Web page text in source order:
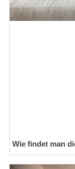
Wie findet man